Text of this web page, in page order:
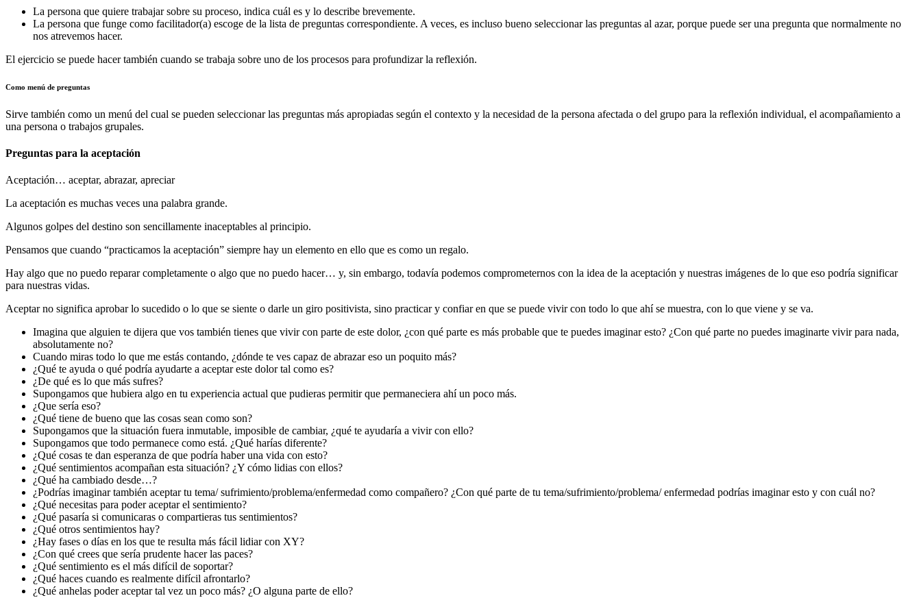
La persona que quiere trabajar sobre su proceso, indica cuál es y lo describe brevemente.
La persona que funge como facilitador(a) escoge de la lista de preguntas correspondiente. A veces, es incluso bueno seleccionar las preguntas al azar, porque puede ser una pregunta que normalmente no
nos atrevemos hacer.
El ejercicio se puede hacer también cuando se trabaja sobre uno de los procesos para profundizar la reflexión.
Como menú de preguntas
Sirve también como un menú del cual se pueden seleccionar las preguntas más apropiadas según el contexto y la necesidad de la persona afectada o del grupo para la reflexión individual, el acompañamiento a
una persona o trabajos grupales.
Preguntas para la aceptación
Aceptación… aceptar, abrazar, apreciar
La aceptación es muchas veces una palabra grande.
Algunos golpes del destino son sencillamente inaceptables al principio.
Pensamos que cuando “practicamos la aceptación” siempre hay un elemento en ello que es como un regalo.
Hay algo que no puedo reparar completamente o algo que no puedo hacer… y, sin embargo, todavía podemos comprometernos con la idea de la aceptación y nuestras imágenes de lo que eso podría significar
para nuestras vidas.
Aceptar no significa aprobar lo sucedido o lo que se siente o darle un giro positivista, sino practicar y confiar en que se puede vivir con todo lo que ahí se muestra, con lo que viene y se va.
Imagina que alguien te dijera que vos también tienes que vivir con parte de este dolor, ¿con qué parte es más probable que te puedes imaginar esto? ¿Con qué parte no puedes imaginarte vivir para nada,
absolutamente no?
Cuando miras todo lo que me estás contando, ¿dónde te ves capaz de abrazar eso un poquito más?
¿Qué te ayuda o qué podría ayudarte a aceptar este dolor tal como es?
¿De qué es lo que más sufres?
Supongamos que hubiera algo en tu experiencia actual que pudieras permitir que permaneciera ahí un poco más.
¿Que sería eso?
¿Qué tiene de bueno que las cosas sean como son?
Supongamos que la situación fuera inmutable, imposible de cambiar, ¿qué te ayudaría a vivir con ello?
Supongamos que todo permanece como está. ¿Qué harías diferente?
¿Qué cosas te dan esperanza de que podría haber una vida con esto?
¿Qué sentimientos acompañan esta situación? ¿Y cómo lidias con ellos?
¿Qué ha cambiado desde…?
¿Podrías imaginar también aceptar tu tema/ sufrimiento/problema/enfermedad como compañero? ¿Con qué parte de tu tema/sufrimiento/problema/ enfermedad podrías imaginar esto y con cuál no?
¿Qué necesitas para poder aceptar el sentimiento?
¿Qué pasaría si comunicaras o compartieras tus sentimientos?
¿Qué otros sentimientos hay?
¿Hay fases o días en los que te resulta más fácil lidiar con XY?
¿Con qué crees que sería prudente hacer las paces?
¿Qué sentimiento es el más difícil de soportar?
¿Qué haces cuando es realmente difícil afrontarlo?
¿Qué anhelas poder aceptar tal vez un poco más? ¿O alguna parte de ello?